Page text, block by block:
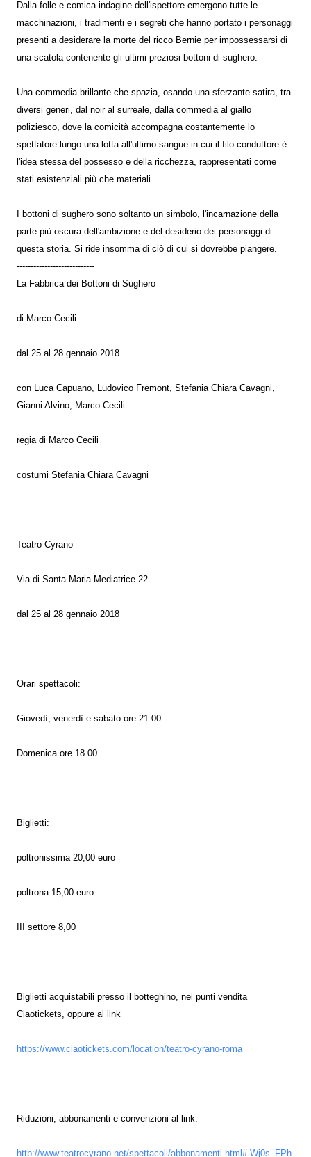
Dalla folle e comica indagine dell'ispettore emergono tutte le
macchinazioni, i tradimenti e i segreti che hanno portato i personaggi
presenti a desiderare la morte del ricco Bernie per impossessarsi di
una scatola contenente gli ultimi preziosi bottoni di sughero.
Una commedia brillante che spazia, osando una sferzante satira, tra
diversi generi, dal noir al surreale, dalla commedia al giallo
poliziesco, dove la comicità accompagna costantemente lo
spettatore lungo una lotta all'ultimo sangue in cui il filo conduttore è
l'idea stessa del possesso e della ricchezza, rappresentati come
stati esistenziali più che materiali.
I bottoni di sughero sono soltanto un simbolo, l'incarnazione della
parte più oscura dell'ambizione e del desiderio dei personaggi di
questa storia. Si ride insomma di ciò di cui si dovrebbe piangere.
----------------------------
La Fabbrica dei Bottoni di Sughero
di Marco Cecili
dal 25 al 28 gennaio 2018
con Luca Capuano, Ludovico Fremont, Stefania Chiara Cavagni,
Gianni Alvino, Marco Cecili
regia di Marco Cecili
costumi Stefania Chiara Cavagni
Teatro Cyrano
Via di Santa Maria Mediatrice 22
dal 25 al 28 gennaio 2018
Orari spettacoli:
Giovedì, venerdì e sabato ore 21.00
Domenica ore 18.00
Biglietti:
poltronissima 20,00 euro
poltrona 15,00 euro
III settore 8,00
Biglietti acquistabili presso il botteghino, nei punti vendita
Ciaotickets, oppure al link
https://www.ciaotickets.com/location/teatro-cyrano-roma
Riduzioni, abbonamenti e convenzioni al link:
http://www.teatrocyrano.net/spettacoli/abbonamenti.html#.Wj0s_FPh